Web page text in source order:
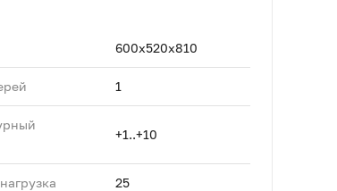
600х520х810
1
+1..+10
25